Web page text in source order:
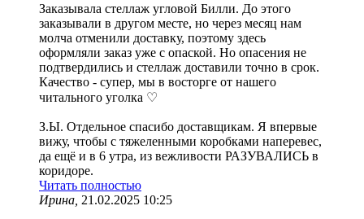
Заказывала стеллаж угловой Билли. До этого
заказывали в другом месте, но через месяц нам
молча отменили доставку, поэтому здесь
оформляли заказ уже с опаской. Но опасения не
подтвердились и стеллаж доставили точно в срок.
Качество - супер, мы в восторге от нашего
читального уголка ♡
З.Ы. Отдельное спасибо доставщикам. Я впервые
вижу, чтобы с тяжеленными коробками наперевес,
да ещё и в 6 утра, из вежливости РАЗУВАЛИСЬ в
коридоре.
Читать полностью
Ирина, 21.02.2025 10:25